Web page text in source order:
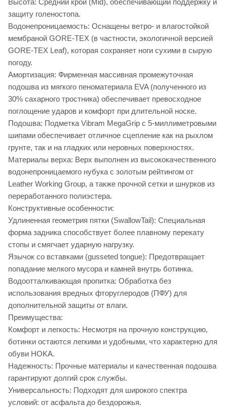
Высота: Средний крой (Mid), обеспечивающий поддержку и
защиту голеностопа.
Водонепроницаемость: Оснащены ветро- и влагостойкой
мембраной GORE-TEX (в частности, экологичной версией
GORE-TEX Leaf), которая сохраняет ноги сухими в сырую
погоду.
Амортизация: Фирменная массивная промежуточная
подошва из мягкого пеноматериала EVA (полученного из
30% сахарного тростника) обеспечивает превосходное
поглощение ударов и комфорт при длительной носке.
Подошва: Подметка Vibram MegaGrip с 5-миллиметровыми
шипами обеспечивает отличное сцепление как на рыхлом
грунте, так и на гладких или неровных поверхностях.
Материалы верха: Верх выполнен из высококачественного
водонепроницаемого нубука с золотым рейтингом от
Leather Working Group, а также прочной сетки и шнурков из
переработанного полиэстера.
Конструктивные особенности:
Удлиненная геометрия пятки (SwallowTail): Специальная
форма задника способствует более плавному перекату
стопы и смягчает ударную нагрузку.
Язычок со вставками (gusseted tongue): Предотвращает
попадание мелкого мусора и камней внутрь ботинка.
Водоотталкивающая пропитка: Обработка без
использования вредных фторуглеродов (ПФУ) для
дополнительной защиты от влаги.
Преимущества:
Комфорт и легкость: Несмотря на прочную конструкцию,
ботинки остаются легкими и удобными, что характерно для
обуви HOKA.
Надежность: Прочные материалы и качественная подошва
гарантируют долгий срок службы.
Универсальность: Подходят для широкого спектра
условий: от асфальта до бездорожья.